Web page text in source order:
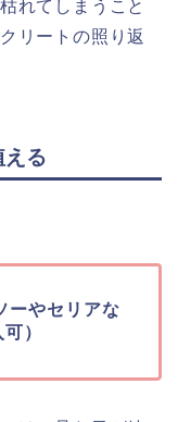
れてしまうこと
リートの照り返
る
ーやセリアな
）